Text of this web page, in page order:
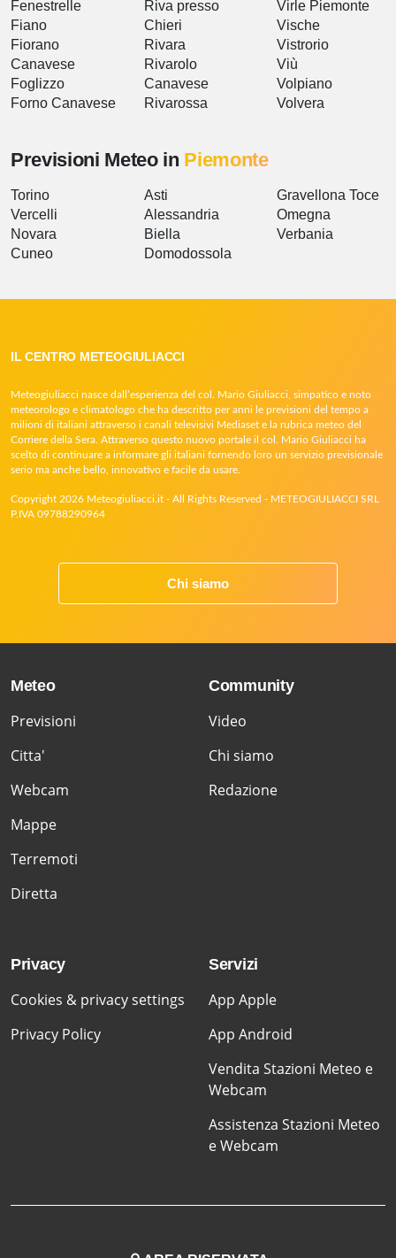
Fenestrelle
Fiano
Fiorano
Canavese
Foglizzo
Forno Canavese
Riva presso
Chieri
Rivara
Rivarolo
Canavese
Rivarossa
Virle Piemonte
Vische
Vistrorio
Viù
Volpiano
Volvera
Previsioni Meteo in Piemonte
Torino
Vercelli
Novara
Cuneo
Asti
Alessandria
Biella
Domodossola
Gravellona Toce
Omegna
Verbania
IL CENTRO METEOGIULIACCI
Meteogiuliacci nasce dall’esperienza del col. Mario Giuliacci, simpatico e noto
meteorologo e climatologo che ha descritto per anni le previsioni del tempo a
milioni di italiani attraverso i canali televisivi Mediaset e la rubrica meteo del
Corriere della Sera. Attraverso questo nuovo portale il col. Mario Giuliacci ha
scelto di continuare a informare gli italiani fornendo loro un servizio previsionale
serio ma anche bello, innovativo e facile da usare.
Copyright 2026 Meteogiuliacci.it - All Rights Reserved - METEOGIULIACCI SRL
P.IVA 09788290964
Chi siamo
Meteo
Previsioni
Citta'
Webcam
Mappe
Terremoti
Diretta
Community
Video
Chi siamo
Redazione
Privacy
Cookies & privacy settings
Privacy Policy
Servizi
App Apple
App Android
Vendita Stazioni Meteo e
Webcam
Assistenza Stazioni Meteo
e Webcam